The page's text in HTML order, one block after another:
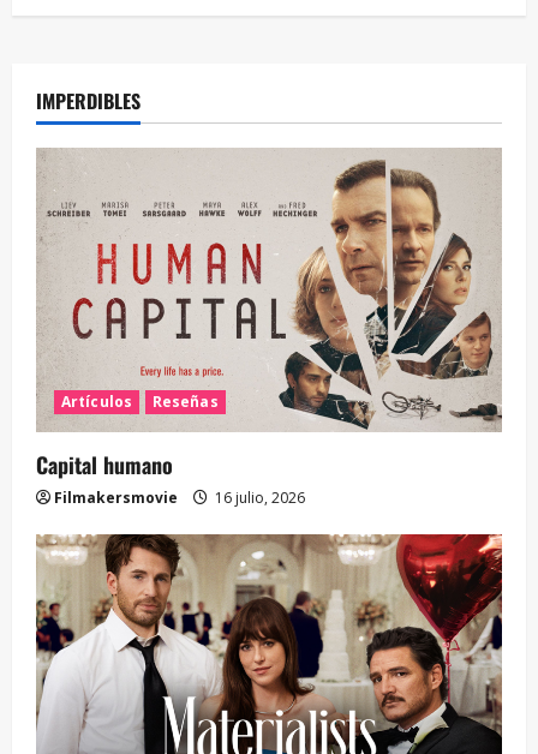
IMPERDIBLES
Artículos Reseñas
Capital humano
Filmakersmovie 16 julio, 2026